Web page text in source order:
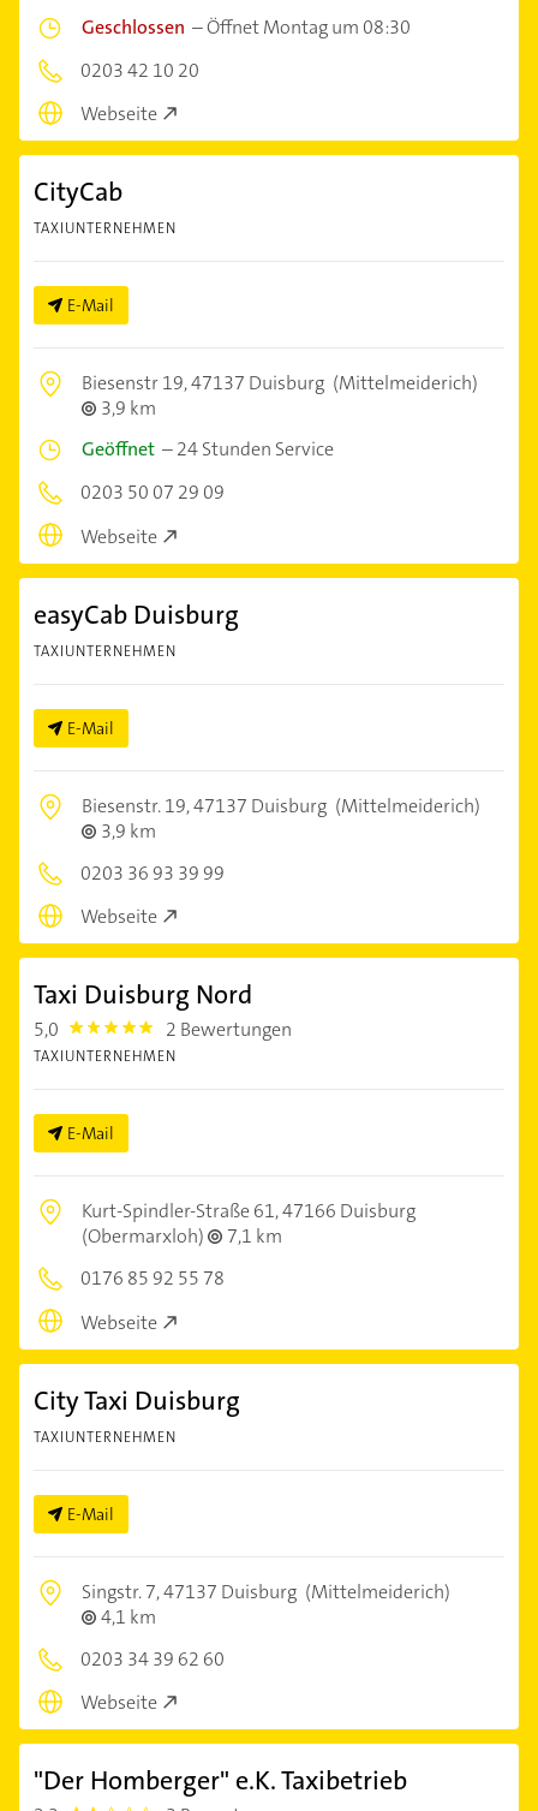
Geschlossen –Öffnet Montag um 08:30
0203 42 10 20
Webseite
CityCab
TAXIUNTERNEHMEN
E-Mail
Biesenstr 19,47137 Duisburg (Mittelmeiderich)
3,9 km
Geöffnet –24 Stunden Service
0203 50 07 29 09
Webseite
easyCab Duisburg
TAXIUNTERNEHMEN
E-Mail
Biesenstr. 19,47137 Duisburg (Mittelmeiderich)
3,9 km
0203 36 93 39 99
Webseite
Taxi Duisburg Nord
5,0 5.0 2 Bewertungen
TAXIUNTERNEHMEN
E-Mail
Kurt-Spindler-Straße 61,47166 Duisburg
(Obermarxloh)
7,1 km
0176 85 92 55 78
Webseite
City Taxi Duisburg
TAXIUNTERNEHMEN
E-Mail
Singstr. 7,47137 Duisburg (Mittelmeiderich)
4,1 km
0203 34 39 62 60
Webseite
"Der Homberger" e.K. Taxibetrieb